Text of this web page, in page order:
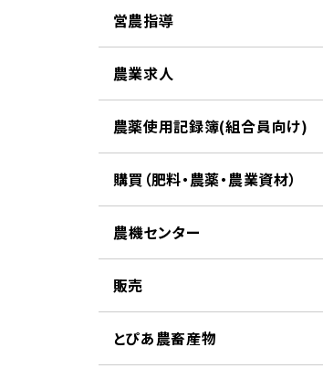
営農指導
農業求人
農薬使用記録簿(組合員向け)
購買 （肥料・農薬・農業資材）
農機センター
販売
とぴあ農畜産物